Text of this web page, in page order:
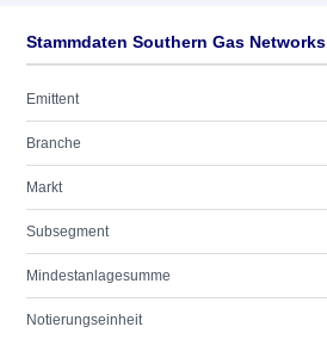
Stammdaten Southern Gas Networks
Emittent
Branche
Markt
Subsegment
Mindestanlagesumme
Notierungseinheit